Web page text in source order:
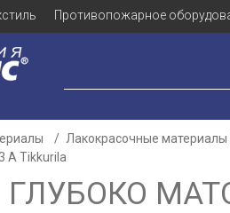
Противопожарное
Лакокрасочные
A Tikkurila